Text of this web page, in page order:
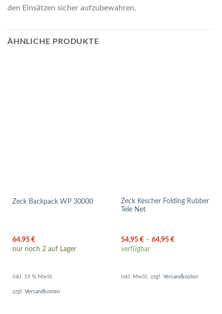
den Einsätzen sicher aufzubewahren.
ÄHNLICHE PRODUKTE
Zeck Backpack WP 30000
64,95 €
nur noch 2 auf Lager
inkl. 19 % MwSt.
zzgl. Versandkosten
Zeck Kescher Folding Rubber
Tele Net
54,95 €– 64,95 €
verfügbar
inkl. MwSt. zzgl. Versandkosten